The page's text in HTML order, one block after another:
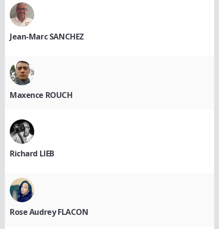
Jean-Marc SANCHEZ
Maxence ROUCH
Richard LIEB
Rose Audrey FLACON